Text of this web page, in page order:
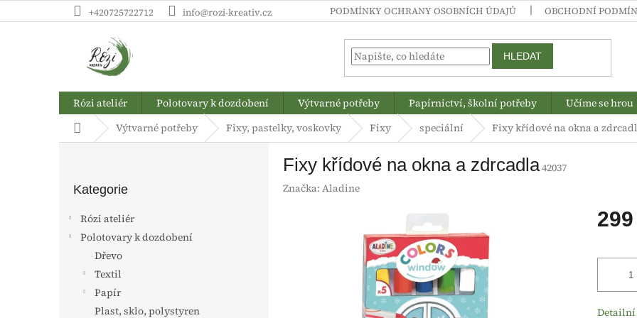
na
+420725722712 info@rozi-kreativ.cz PODMÍNKY OCHRANY OSOBNÍCH ÚDAJŮ OBCHODNÍ
HLEDAT
Rózi ateliér Polotovary k dozdobení Výtvarné potřeby Papírnictví, školní potřeby Učíme se hrou
Domů Výtvarné potřeby Fixy, pastelky, voskovky Fixy speciální Fixy křídové na okna a
kategorie
Kategorie
Rózi ateliér
Polotovary k dozdobení
Dřevo
Textil
Papír
Plast, sklo, polystyren
Fixy křídové na okna a zdrcadla42037
Značka: Aladine
cena: